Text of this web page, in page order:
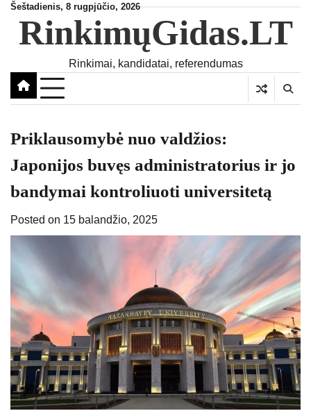
Skip
content
Šeštadienis, 8 rugpjūčio, 2026
RinkimųGidas.LT
Rinkimai, kandidatai, referendumas
Priklausomybė nuo valdžios:
Japonijos buvęs administratorius ir jo
bandymai kontroliuoti universitetą
Posted on 15 balandžio, 2025